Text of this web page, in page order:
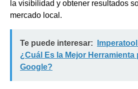
la visibilidad y obtener resultados
mercado local.
Te puede interesar:
¿Cuál Es la Mejor Herramienta
Google?